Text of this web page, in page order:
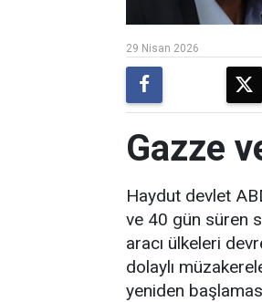
29 Nisan 2026
Gazze
Haydut devlet
ve 40 gün süren
aracı ülkeleri
dolaylı
yeniden